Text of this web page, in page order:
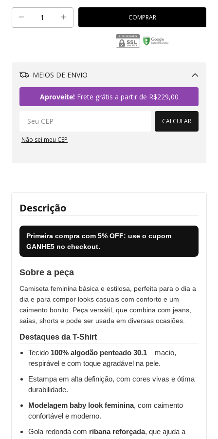
MEIOS DE ENVIO
Aproveite!Frete grátis a partir de R$229,00
CALCULAR
Não sei meu CEP
Descrição
Primeira compra com 5% OFF: use o cupom
GANHE5 no checkout.
Sobre a peça
Camiseta feminina básica e estilosa, perfeita para o dia a
dia e para compor looks casuais com conforto e um
caimento bonito. Peça versátil, que combina com jeans,
saias, shorts e pode ser usada em diversas ocasiões.
Destaques da T-Shirt
Tecido 100% algodão penteado 30.1 – macio,
respirável e com toque agradável na pele.
Estampa em alta definição, com cores vivas e ótima
durabilidade.
Modelagem baby look feminina, com caimento
confortável e moderno.
Gola redonda com ribana reforçada, que ajuda a